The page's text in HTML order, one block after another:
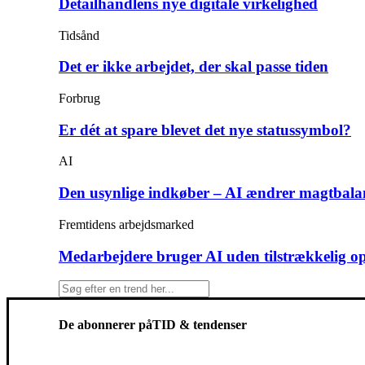
Detailhandlens nye digitale virkelighed
Tidsånd
Det er ikke arbejdet, der skal passe tiden
Forbrug
Er dét at spare blevet det nye statussymbol?
AI
Den usynlige indkøber – AI ændrer
Fremtidens arbejdsmarked
Medarbejdere bruger AI uden tilstrækkelig
De abonnerer påTID & tendenser